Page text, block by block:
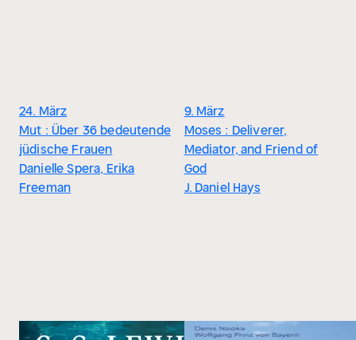
24. März
Mut : Über 36 bedeutende
jüdische Frauen
Danielle Spera, Erika
Freeman
9. März
Moses : Deliverer,
Mediator, and Friend of
God
J. Daniel Hays